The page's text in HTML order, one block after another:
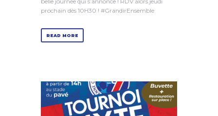
prochain dès 10H30 ! #GrandirEnsemble
READ MORE